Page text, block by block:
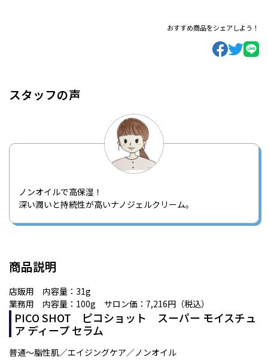
おすすめ商品をシェアしよう！
スタッフの声
ノンオイルで高保湿！
深い潤いと持続性が高いナノジェルクリーム。
商品説明
店販用 内容量：31g
業務用 内容量：100g サロン価：7,216円（税込）
PICO SHOT ピコショット スーパー モイスチュ
ア ディープ セラム
普通～脂性肌／エイジングケア／ノンオイル